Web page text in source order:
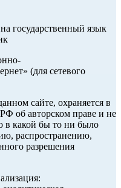
государственный язык
(для сетевого
сайте, охраняется в
РФ об авторском праве и не
в какой бы то ни было
распространению,
разрешения